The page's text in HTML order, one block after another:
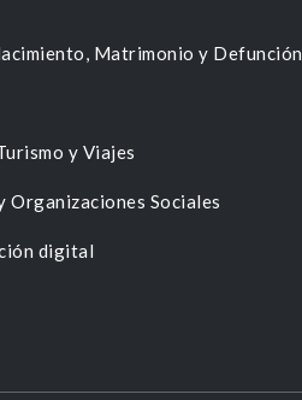
Matrimonio y Defunción
y Viajes
Organizaciones Sociales
digital